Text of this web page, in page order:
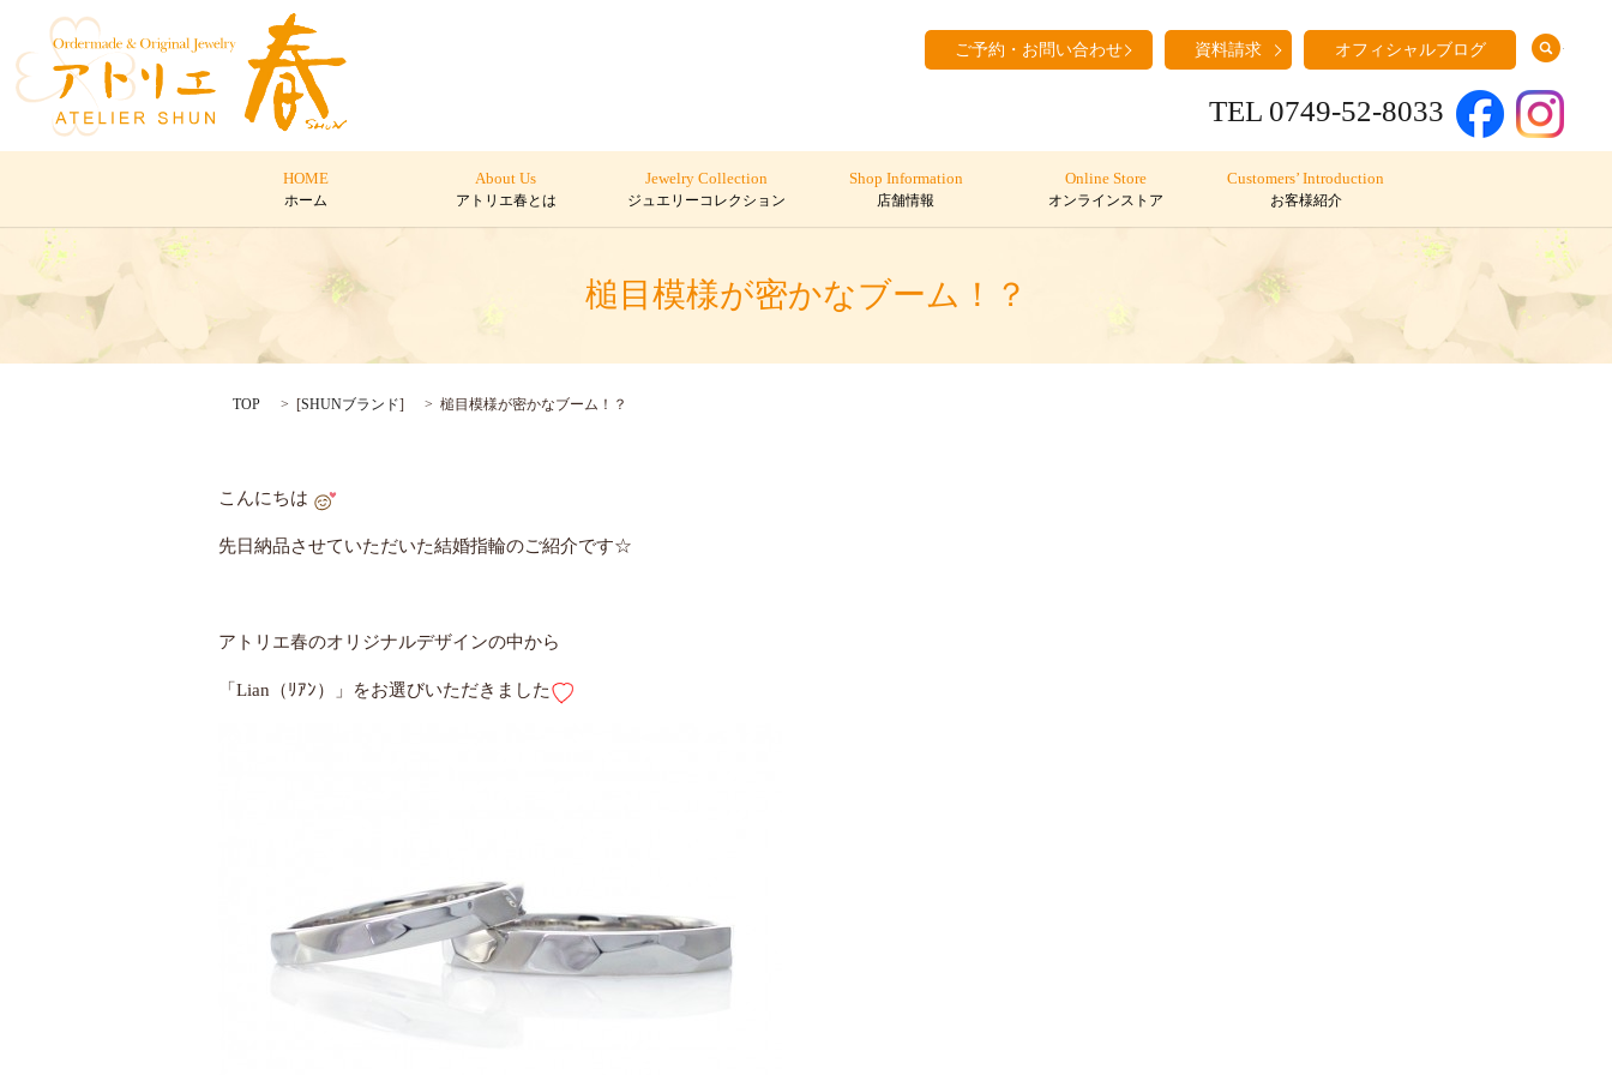
ご予約・お問い合わせ 資料請求 オフィシャルブログ
TEL 0749-52-8033
HOME
ホーム
About Us
アトリエ春とは
Jewelry Collection
ジュエリーコレクション
Shop Information
店舗情報
Online Store
オンラインストア
Customers’ Introduction
お客様紹介
槌目模様が密かなブーム！？
TOP [SHUNブランド] 槌目模様が密かなブーム！？
こんにちは
先日納品させていただいた結婚指輪のご紹介です☆
アトリエ春のオリジナルデザインの中から
「Lian（ﾘｱﾝ）」をお選びいただきました